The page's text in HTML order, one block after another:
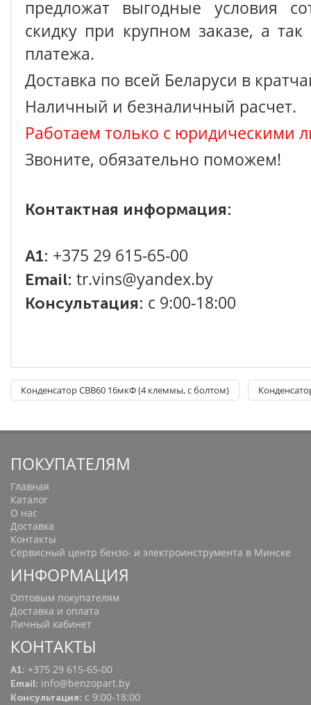
предложат выгодные условия
скидку при крупном заказе, а так
платежа.
Доставка по всей Беларуси в
Наличный и безналичный расчет.
Работаем только с юридическими
Звоните, обязательно поможем!
Контактная информация:
A1: +375 29 615-65-00
Email: tr.vins@yandex.by
Консультация: с 9:00-18:00
Конденсатор СВВ60 16мкФ (4 клеммы, с болтом)
ПОКУПАТЕЛЯМ
Главная
Каталог
О нас
Доставка
Контакты
Сервисный центр бензо- и электроинструмента в Минске
ИНФОРМАЦИЯ
Оптовым покупателям
Доставка и оплата
Личный кабинет
КОНТАКТЫ
A1: +375 29 615-65-00
Email: info@benzopart.by
Консультация: с 9:00-18:00